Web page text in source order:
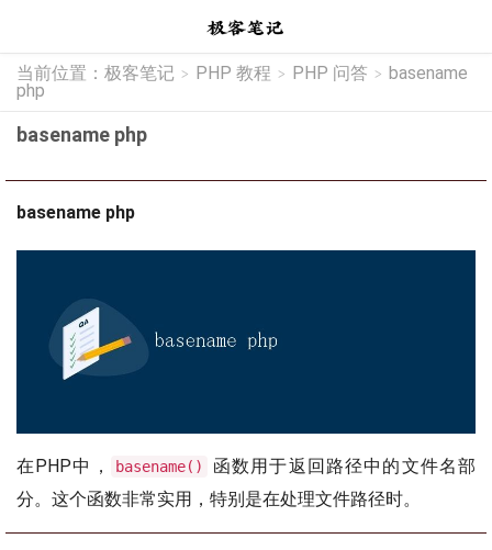
当前位置： 极客笔记 > PHP 教程 > PHP 问答 > basename
php
basename php
basename php
在PHP中， basename()
函数用于返回路径中的文件名部
分。这个函数非常实用，特别是在处理文件路径时。